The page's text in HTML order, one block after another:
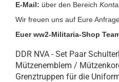
E-Mail: über den Bereich
Wir freuen uns auf Eure
Euer ww2-Militaria-Shop
DDR NVA - Set Paar
Mützenemblem /
Grenztruppen für die